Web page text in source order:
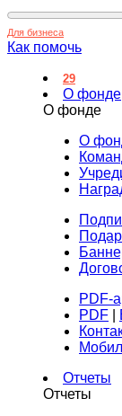
Для бизнеса
Как помочь
29
О фонде
О фонде
О
PDF-
PDF
Отчеты
Отчеты